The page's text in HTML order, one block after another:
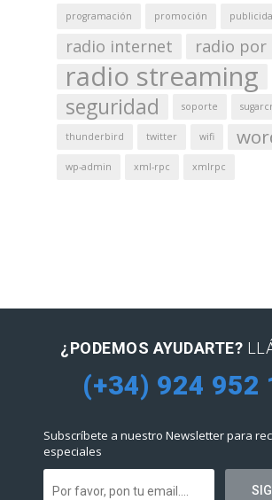
programación promoción
radio internet radio
radio streaming
seguridad soporte
thunderbird twitter wifi
wp-admin xml-rpc xmlrpc
¿PODEMOS AYUDARTE?
(+34) 924 952
Subscríbete a nuestro Newsletter para
especiales